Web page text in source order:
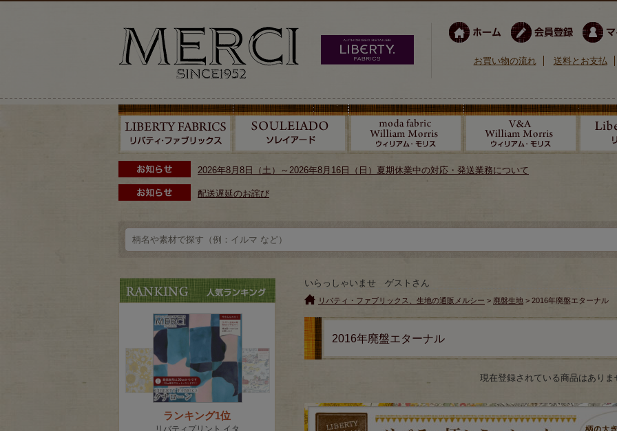
お買い物の流れ 送料とお支払
2026年8月8日（土）～2026年8月16日（日）夏期休業中の対応・発送業務について
配送遅延のお詫び
いらっしゃいませ ゲストさん
リバティ・ファブリックス、生地の通販メルシー > 廃盤生地 > 2016年廃盤エターナル
2016年廃盤エターナル
現在登録されている商品はありま